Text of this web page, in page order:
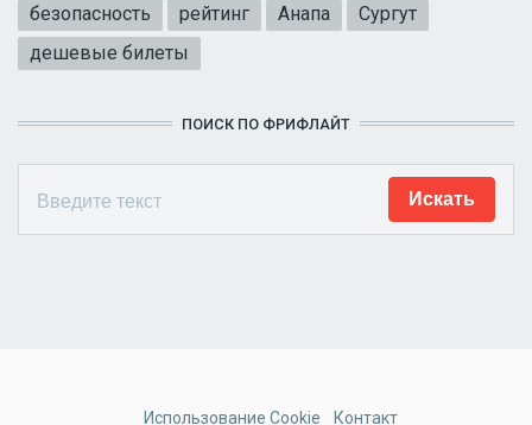
безопасность
рейтинг Анапа
Сургут
дешевые билеты
ПОИСК ПО ФРИФЛАЙТ
Использование Cookie Контакт